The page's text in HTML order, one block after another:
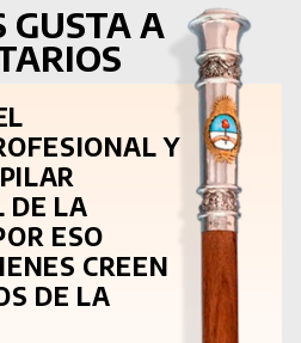
GUSTA A
Y
DE LA
ESO
CREEN
DE LA